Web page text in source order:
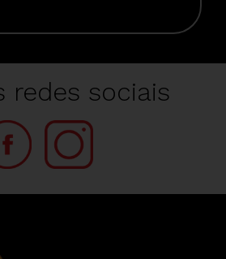
redes sociais